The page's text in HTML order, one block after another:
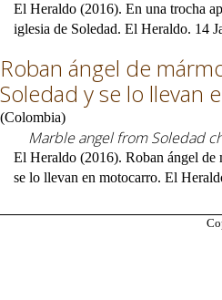
El Heraldo (2016). En una trocha
iglesia de Soledad. El Heraldo. 14
Roban ángel de
Soledad y se lo llevan
(Colombia)
Marble angel from Soledad
El Heraldo (2016). Roban ángel de
se lo llevan en motocarro. El